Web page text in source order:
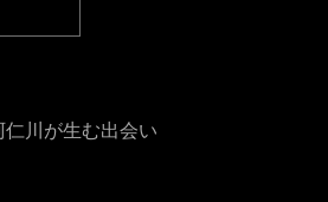
仁川が生む出会い